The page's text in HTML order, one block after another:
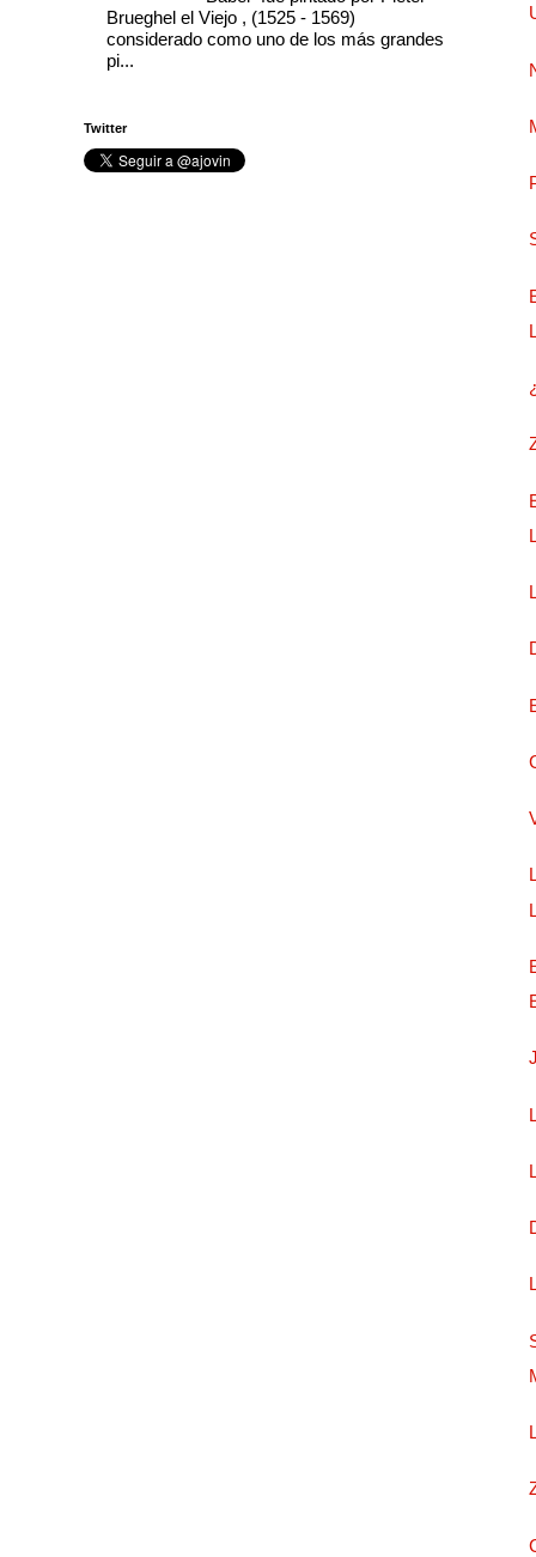
Brueghel el Viejo , (1525 - 1569)
considerado como uno de los más grandes
pi...
Twitter